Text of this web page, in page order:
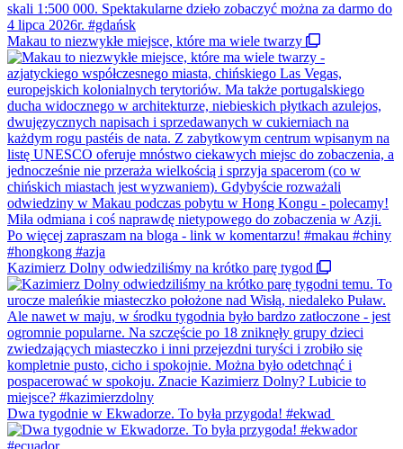
Makau to niezwykłe miejsce, które ma wiele twarzy
Kazimierz Dolny odwiedziliśmy na krótko parę tygod
Dwa tygodnie w Ekwadorze. To była przygoda! #ekwad